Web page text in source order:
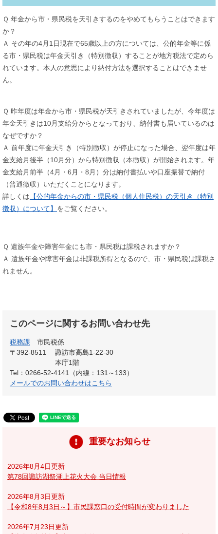
Ｑ 年金から市・県民税を天引きするのをやめてもらうことはできます
か？
Ａ その年の4月1日現在で65歳以上の方については、公的年金等に係
る市・県民税は年金天引き（特別徴収）することが地方税法で定めら
れています。本人の意思により納付方法を選択することはできませ
ん。
Ｑ 昨年度は年金から市・県民税が天引きされていましたが、今年度は
年金天引きは10月支給分からとなっており、納付書も届いているのは
なぜですか？
Ａ 前年度に年金天引き（特別徴収）が停止になった場合、翌年度は年
金支給月後半（10月分）から特別徴収（本徴収）が開始されます。年
金支給月前半（4月・6月・8月）分は納付書払いや口座振替で納付
（普通徴収）いただくことになります。
詳しくは 【公的年金からの市・県民税（個人住民税）の天引き（特別
徴収）について】 をご覧ください。
Ｑ 遺族年金や障害年金にも市・県民税は課税されますか？
Ａ 遺族年金や障害年金は非課税所得となるので、市・県民税は課税さ
れません。
このページに関するお問い合わせ先
税務課
市民税係
〒392-8511
諏訪市高島1-22-30
本庁1階
Tel：0266-52-4141（内線：131～133）
メールでのお問い合わせはこちら
重要なお知らせ
2026年8月4日更新
第78回諏訪湖祭湖上花火大会 当日情報
2026年8月3日更新
【令和8年8月3日～】市民課窓口の受付時間が変わりました
2026年7月23日更新